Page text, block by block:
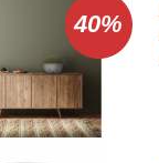
40%